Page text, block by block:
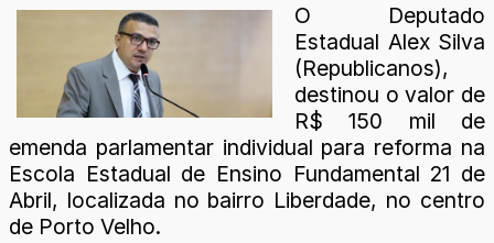
O Deputado
Estadual Alex Silva
(Republicanos),
destinou o valor de
R$ 150 mil de
emenda parlamentar individual para reforma na
Escola Estadual de Ensino Fundamental 21 de
Abril, localizada no bairro Liberdade, no centro
de Porto Velho.